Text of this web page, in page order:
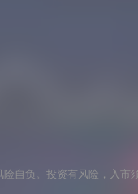
自负。投资有风险，入市